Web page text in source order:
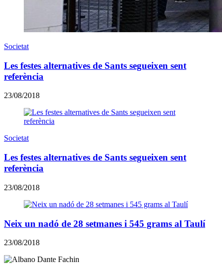
Societat
Les festes alternatives de Sants segueixen sent
referència
23/08/2018
Societat
Les festes alternatives de Sants segueixen sent
referència
23/08/2018
Neix un nadó de 28 setmanes i 545 grams al Taulí
23/08/2018